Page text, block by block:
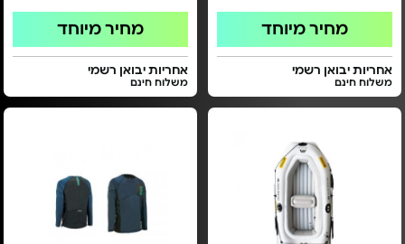
מחיר מיוחד
אחריות יבואן רשמי
משלוח חינם
מחיר מיוחד
אחריות יבואן רשמי
משלוח חינם